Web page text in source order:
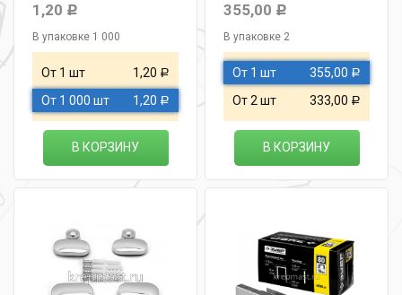
1,20 Р
В упаковке 1 000
От 1 шт 1,20 Р
От 1 000 шт 1,20 Р
В КОРЗИНУ
355,00 Р
В упаковке 2
От 1 шт 355,00 Р
От 2 шт 333,00 Р
В КОРЗИНУ